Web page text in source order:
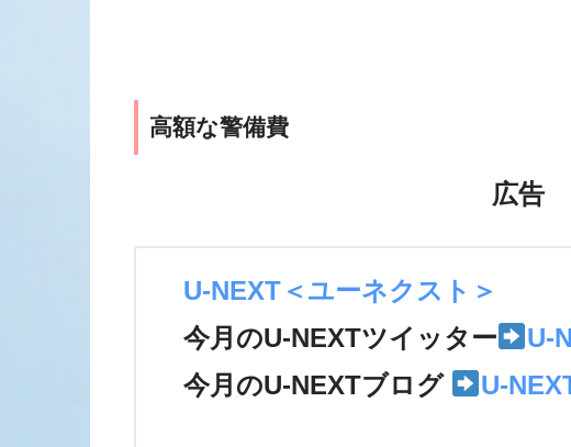
高額な警備費
広告
U-NEXT＜ユーネクスト＞
今月のU-NEXTツイッター
U-
今月のU-NEXTブログ
U-